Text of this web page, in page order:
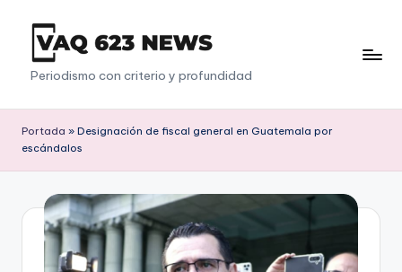
Saltar
contenido
V
a
q
6
3
Periodismo con criterio y profundidad
Portada » Designación de fiscal general en Guatemala por
escándalos